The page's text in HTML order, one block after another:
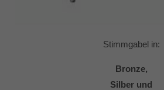
Stimmgabel in:
Bronze,
Silber und